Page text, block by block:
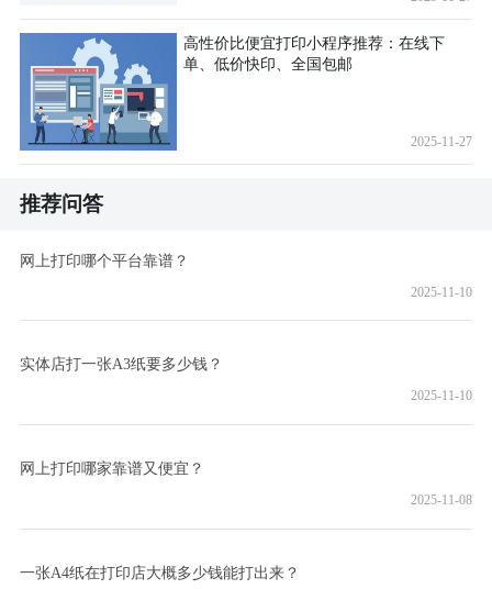
高性价比便宜打印小程序推荐：在线下
单、低价快印、全国包邮
2025-11-27
推荐问答
网上打印哪个平台靠谱？
2025-11-10
实体店打一张A3纸要多少钱？
2025-11-10
网上打印哪家靠谱又便宜？
2025-11-08
一张A4纸在打印店大概多少钱能打出来？